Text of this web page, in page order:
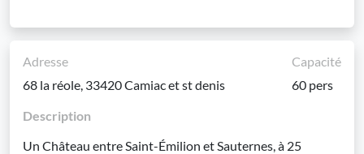
Adresse
68 la réole, 33420 Camiac et st denis
Capacité
60 pers
Description
Un Château entre Saint-Émilion et Sauternes, à 25